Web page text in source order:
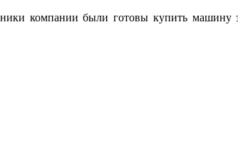
компании были готовы купить машину